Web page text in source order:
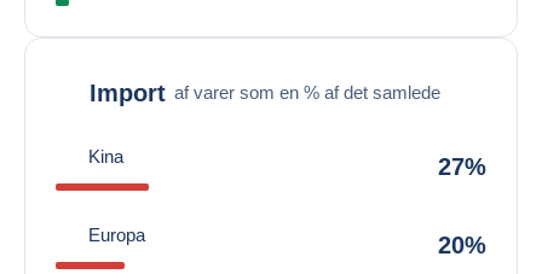
Import af varer som en % af det samlede
Kina 27%
Europa 20%